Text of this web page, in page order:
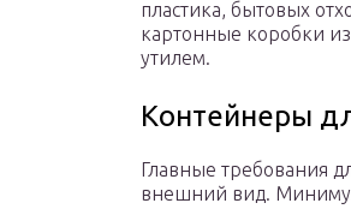
пластика, бытовых
картонные коробки
утилем.
Контейнеры
Главные требования
внешний вид.